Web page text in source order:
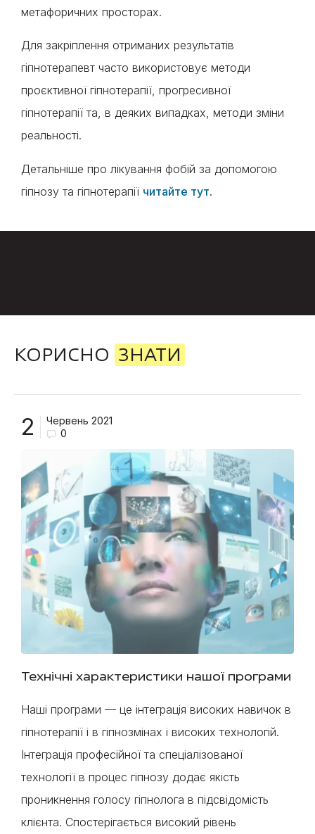
метафоричних просторах.
Для закріплення отриманих результатів
гіпнотерапевт часто використовує методи
проєктивної гіпнотерапії, прогресивної
гіпнотерапії та, в деяких випадках, методи зміни
реальності.
Детальніше про лікування фобій за допомогою
гіпнозу та гіпнотерапії читайте тут.
КОРИСНО ЗНАТИ
2
Червень 2021
0
Технічні характеристики нашої програми
Наші програми — це інтеграція високих навичок в
гіпнотерапії і в гіпнозмінах і високих технологій.
Інтеграція професійної та спеціалізованої
технології в процес гіпнозу додає якість
проникнення голосу гіпнолога в підсвідомість
клієнта. Спостерігається високий рівень